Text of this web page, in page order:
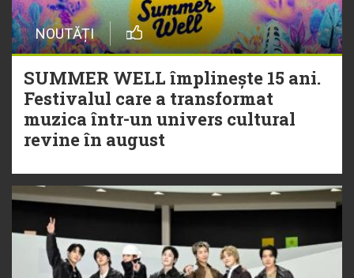
NOUTĂȚI
SUMMER WELL împlinește 15 ani.
Festivalul care a transformat
muzica într-un univers cultural
revine în august